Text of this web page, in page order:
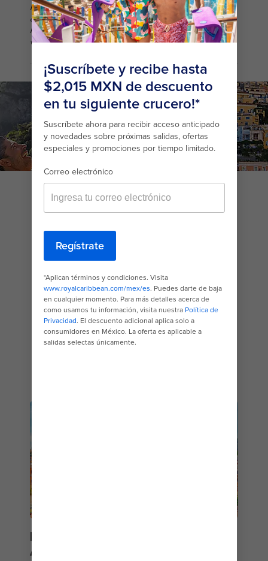
Regístrese para recibir información sobre nuestras ofertas y
ofertas especiales. Puede darse de baja en cualquier momento.
Para obtener más detalles sobre cómo usamos su información,
vea nuestraPolítica de Privacidad.
A father lifts his son while standing in clear blue water at a busy
beach in Positano, Italy
CRUCEROS POR ITALIA,
GRECIA Y CROACIA
No es casualidad que muchos de los
cruceros por Europahagan escala en los puertos
más bellos del mundo. Come por las calles
adoquinadas de Italia, contrasta la belleza
atemporal de las ruinas de Grecia con la elegancia
moderna que ha llegado a definir sus islas o
ROMA, VENECIA Y LA COSTA
AMALFITANA